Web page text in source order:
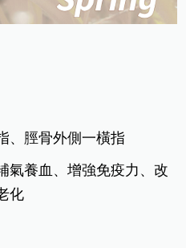
、脛骨外側一橫指
氣養血、增強免疫力、改
化